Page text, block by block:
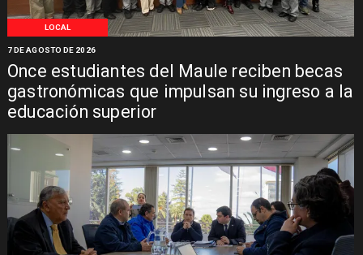
LOCAL
Once estudiantes del Maule reciben becas
gastronómicas que impulsan su ingreso a la
educación superior
7 DE AGOSTO DE 2026